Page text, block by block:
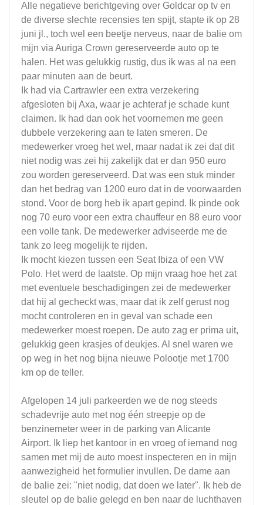
Alle negatieve berichtgeving over Goldcar op tv en
de diverse slechte recensies ten spijt, stapte ik op 28
juni jl., toch wel een beetje nerveus, naar de balie om
mijn via Auriga Crown gereserveerde auto op te
halen. Het was gelukkig rustig, dus ik was al na een
paar minuten aan de beurt.
Ik had via Cartrawler een extra verzekering
afgesloten bij Axa, waar je achteraf je schade kunt
claimen. Ik had dan ook het voornemen me geen
dubbele verzekering aan te laten smeren. De
medewerker vroeg het wel, maar nadat ik zei dat dit
niet nodig was zei hij zakelijk dat er dan 950 euro
zou worden gereserveerd. Dat was een stuk minder
dan het bedrag van 1200 euro dat in de voorwaarden
stond. Voor de borg heb ik apart gepind. Ik pinde ook
nog 70 euro voor een extra chauffeur en 88 euro voor
een volle tank. De medewerker adviseerde me de
tank zo leeg mogelijk te rijden.
Ik mocht kiezen tussen een Seat Ibiza of een VW
Polo. Het werd de laatste. Op mijn vraag hoe het zat
met eventuele beschadigingen zei de medewerker
dat hij al gecheckt was, maar dat ik zelf gerust nog
mocht controleren en in geval van schade een
medewerker moest roepen. De auto zag er prima uit,
gelukkig geen krasjes of deukjes. Al snel waren we
op weg in het nog bijna nieuwe Polootje met 1700
km op de teller.
Afgelopen 14 juli parkeerden we de nog steeds
schadevrije auto met nog één streepje op de
benzinemeter weer in de parking van Alicante
Airport. Ik liep het kantoor in en vroeg of iemand nog
samen met mij de auto moest inspecteren en in mijn
aanwezigheid het formulier invullen. De dame aan
de balie zei: "niet nodig, dat doen we later". Ik heb de
sleutel op de balie gelegd en ben naar de luchthaven